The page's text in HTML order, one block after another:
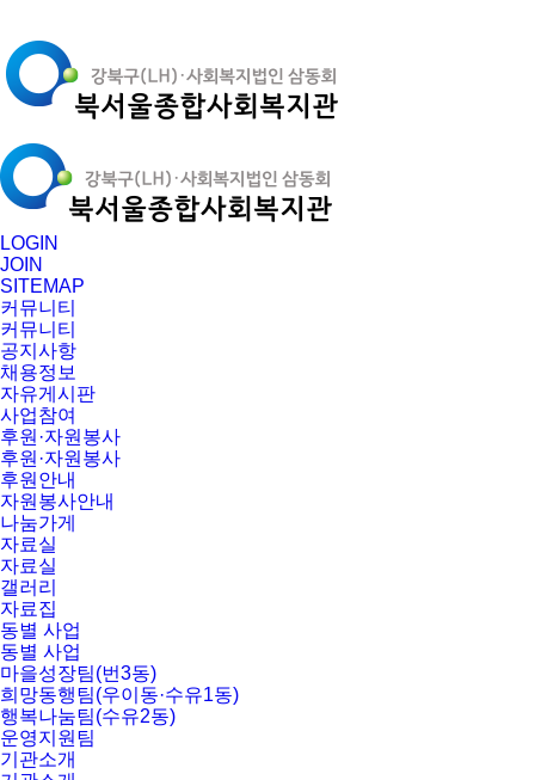
LOGIN
JOIN
SITEMAP
커뮤니티
커뮤니티
공지사항
채용정보
자유게시판
사업참여
후원·자원봉사
후원·자원봉사
후원안내
자원봉사안내
나눔가게
자료실
자료실
갤러리
자료집
동별 사업
동별 사업
마을성장팀(번3동)
희망동행팀(우이동·수유1동)
행복나눔팀(수유2동)
운영지원팀
기관소개